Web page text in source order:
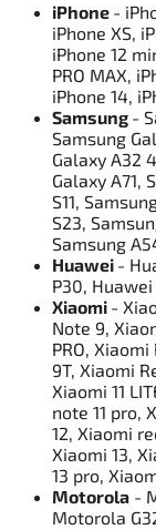
iPhone -
iPhone XS,
iPhone 12
PRO MAX,
iPhone 14,
Samsung -
Samsung
Galaxy A32
Galaxy A71,
S11,
S23,
Samsung
Huawei -
P30,
Xiaomi -
Note 9,
PRO,
9T, Xiaomi
Xiaomi 11
note 11 pro,
12, Xiaomi
Xiaomi 13,
13 pro,
Motorola -
Motorola